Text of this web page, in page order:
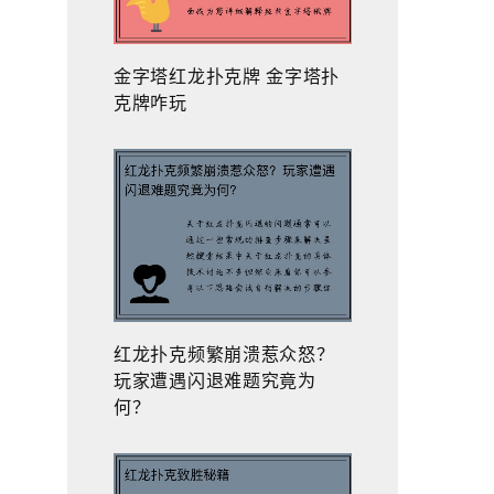
金字塔红龙扑克牌 金字塔扑
克牌咋玩
红龙扑克频繁崩溃惹众怒？
玩家遭遇闪退难题究竟为
何？